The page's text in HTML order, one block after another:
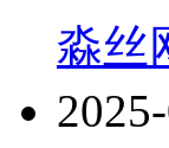
淼丝